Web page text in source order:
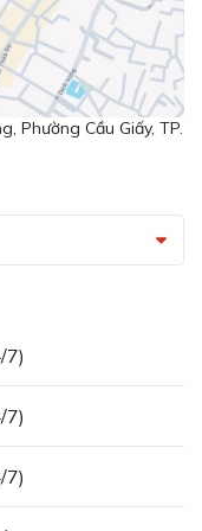
phòng của bạn
khi nấu ăn.
lòng liên hệ với
để được tư vấn
Phường Cầu Giấy, TP.
7)
7)
7)